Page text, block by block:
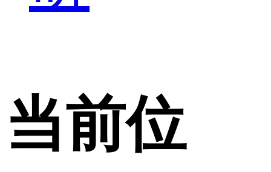
当前位